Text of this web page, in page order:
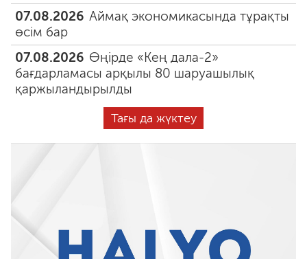
07.08.2026 Аймақ экономикасында тұрақты
өсім бар
07.08.2026 Өңірде «Кең дала-2»
бағдарламасы арқылы 80 шаруашылық
қаржыландырылды
Тағы да жүктеу